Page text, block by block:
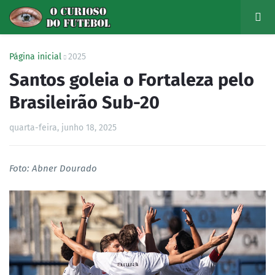
Página inicial 2025
Santos goleia o Fortaleza pelo
Brasileirão Sub-20
quarta-feira, junho 18, 2025
Foto: Abner Dourado